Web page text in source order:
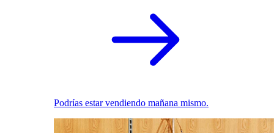
Podrías estar vendiendo mañana mismo.